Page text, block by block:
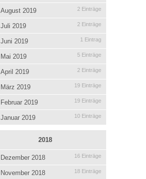
August 2019 2 Einträge
Juli 2019 2 Einträge
Juni 2019 1 Eintrag
Mai 2019 5 Einträge
April 2019 2 Einträge
März 2019 19 Einträge
Februar 2019 19 Einträge
Januar 2019 10 Einträge
2018
Dezember 2018 16 Einträge
November 2018 18 Einträge